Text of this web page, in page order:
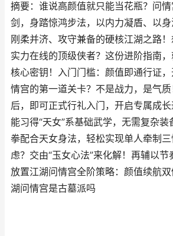
摘要：谁说高颜值就只能当花瓶？问
剑，身踏惊鸿步法，以内力凝盾、以
刚柔并济、攻守兼备的硬核江湖之路！
实力在线的顶级侠者？这份进阶指南
核心密钥！入门门槛：颜值即通行证
情宫的第一道关卡？不是战力，是气
后，即可正式行礼入门，开启专属成
能习得“天女”系基础武学，无需复杂
拳配合天女身法，轻松实现单人牵制
虑？交由“玉女心法”来化解！再辅以节
放置江湖问情宫全阶策略：颜值续航
湖问情宫是古墓派吗